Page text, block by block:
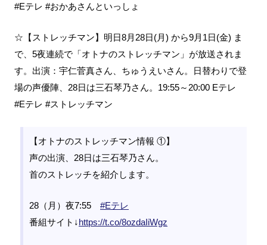
#Eテレ #おかあさんといっしょ
☆【ストレッチマン】明日8月28日(月) から9月1日(金) ま
で、5夜連続で「オトナのストレッチマン」が放送されま
す。出演：宇仁菅真さん、ちゅうえいさん。日替わりで登
場の声優陣、28日は三石琴乃さん。19:55～20:00 Eテレ
#Eテレ #ストレッチマン
【オトナのストレッチマン情報 ①】
声の出演、28日は三石琴乃さん。
首のストレッチを紹介します。
28（月）夜7:55 #Eテレ
番組サイト↓https://t.co/8ozdaIiWgz